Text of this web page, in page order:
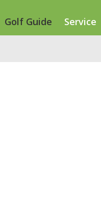
Golf Guide Service